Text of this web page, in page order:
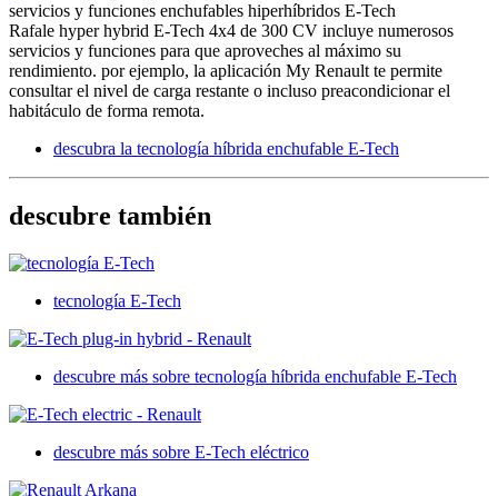
servicios y funciones enchufables hiperhíbridos E-Tech
Rafale hyper hybrid E-Tech 4x4 de 300 CV incluye numerosos
servicios y funciones para que aproveches al máximo su
rendimiento. por ejemplo, la aplicación My Renault te permite
consultar el nivel de carga restante o incluso preacondicionar el
habitáculo de forma remota.
descubra la tecnología híbrida enchufable E-Tech
descubre también
tecnología E-Tech
descubre más sobre tecnología híbrida enchufable E-Tech
descubre más sobre E-Tech eléctrico